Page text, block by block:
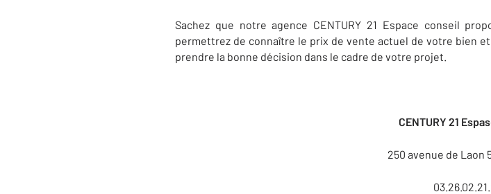
Sachez que notre agence CENTURY 21 Espace conseil
permettrez de connaître le prix de vente actuel de votre bien
prendre la bonne décision dans le cadre de votre projet.
CENTURY 21
250 avenue de Laon